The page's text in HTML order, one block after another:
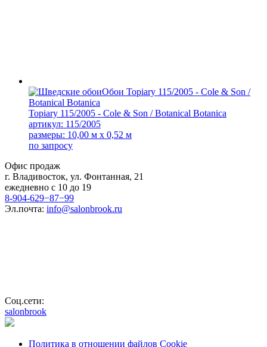
Topiary 115/2005 - Cole & Son / Botanical Botanica
артикул: 115/2005
размеры: 10,00 м x 0,52 м
по запросу
Офис продаж
г. Владивосток, ул. Фонтанная, 21
ежедневно с 10 до 19
8-904-629−87−99
Эл.почта: info@salonbrook.ru
Соц.сети:
salonbrook
Политика в отношении файлов Cookie